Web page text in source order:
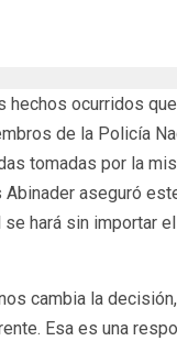
hechos ocurridos que
de la Policía
tomadas por la
aseguró
hará sin importar
cambia la
Esa es una